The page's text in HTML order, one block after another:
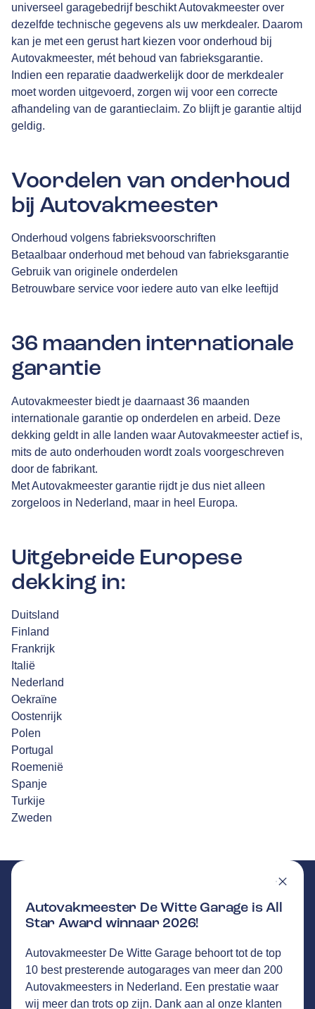
universeel garagebedrijf beschikt Autovakmeester over
dezelfde technische gegevens als uw merkdealer. Daarom
kan je met een gerust hart kiezen voor onderhoud bij
Autovakmeester, mét behoud van fabrieksgarantie.
Indien een reparatie daadwerkelijk door de merkdealer
moet worden uitgevoerd, zorgen wij voor een correcte
afhandeling van de garantieclaim. Zo blijft je garantie altijd
geldig.
Voordelen van onderhoud
bij Autovakmeester
Onderhoud volgens fabrieksvoorschriften
Betaalbaar onderhoud met behoud van fabrieksgarantie
Gebruik van originele onderdelen
Betrouwbare service voor iedere auto van elke leeftijd
36 maanden internationale
garantie
Autovakmeester biedt je daarnaast 36 maanden
internationale garantie op onderdelen en arbeid. Deze
dekking geldt in alle landen waar Autovakmeester actief is,
mits de auto onderhouden wordt zoals voorgeschreven
door de fabrikant.
Met Autovakmeester garantie rijdt je dus niet alleen
zorgeloos in Nederland, maar in heel Europa.
Uitgebreide Europese
dekking in:
Duitsland
Finland
Frankrijk
Italië
Nederland
Oekraïne
Oostenrijk
Polen
Portugal
Roemenië
Spanje
Turkije
Zweden
Autovakmeester De Witte Garage is All
Star Award winnaar 2026!
Autovakmeester De Witte Garage behoort tot de top
10 best presterende autogarages van meer dan 200
Autovakmeesters in Nederland. Een prestatie waar
wij meer dan trots op zijn. Dank aan al onze klanten
GA NAAR DE HOMEPAGINA
Route
Industrieweg Oost 4,6662 NEElst
44klanten waarderen Autovakmeester De Witte